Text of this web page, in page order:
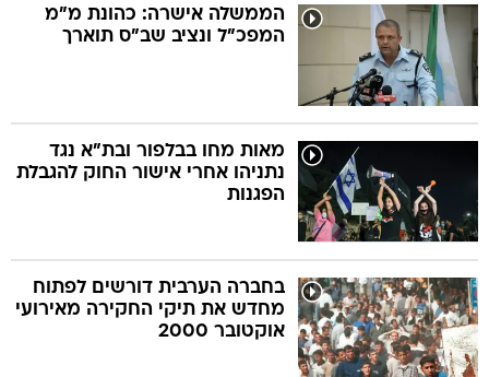
הממשלה אישרה: כהונת מ"מ
המפכ"ל ונציב שב"ס תוארך
מאות מחו בבלפור ובת"א נגד
נתניהו אחרי אישור החוק להגבלת
הפגנות
בחברה הערבית דורשים לפתוח
מחדש את תיקי החקירה מאירועי
אוקטובר 2000